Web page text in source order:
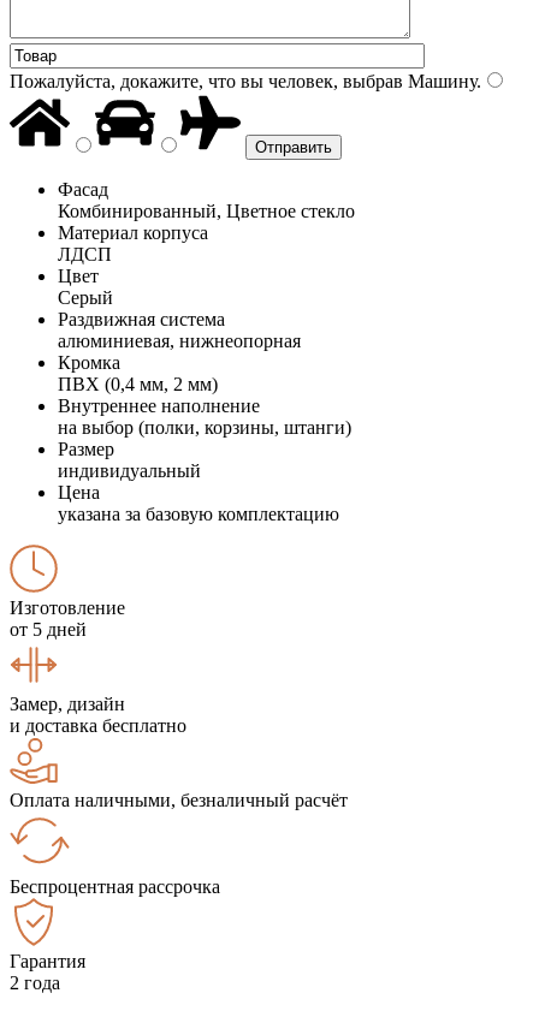
Пожалуйста, докажите, что вы человек, выбрав Машину.
Фасад
Комбинированный, Цветное стекло
Материал корпуса
ЛДСП
Цвет
Серый
Раздвижная система
алюминиевая, нижнеопорная
Кромка
ПВХ (0,4 мм, 2 мм)
Внутреннее наполнение
на выбор (полки, корзины, штанги)
Размер
индивидуальный
Цена
указана за базовую комплектацию
Изготовление
от 5 дней
Замер, дизайн
и доставка бесплатно
Оплата наличными, безналичный расчёт
Беспроцентная рассрочка
Гарантия
2 года